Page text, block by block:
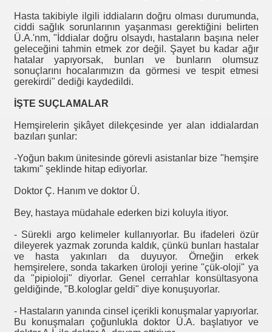
Hasta takibiyle ilgili iddiaların doğru olması durumunda,
ciddi sağlık sorunlarının yaşanması gerektiğini belirten
Ü.A.'nm, "İddialar doğru olsaydı, hastaların başına neler
geleceğini tahmin etmek zor değil. Şayet bu kadar ağır
hatalar yapıyorsak, bunları ve bunların olumsuz
sonuçlarını hocalarımızın da görmesi ve tespit etmesi
gerekirdi" dediği kaydedildi.
İŞTE SUÇLAMALAR
Hemşirelerin şikâyet dilekçesinde yer alan iddialardan
bazıları şunlar:
-Yoğun bakım ünitesinde görevli asistanlar bize "hemşire
takımı" şeklinde hitap ediyorlar.
Doktor Ç. Hanım ve doktor Ü.
Bey, hastaya müdahale ederken bizi koluyla itiyor.
- Sürekli argo kelimeler kullanıyorlar. Bu ifadeleri özür
dileyerek yazmak zorunda kaldık, çünkü bunları hastalar
ve hasta yakınları da duyuyor. Örneğin erkek
hemşirelere, sonda takarken üroloji yerine "çük-oloji" ya
da "pipioloji" diyorlar. Genel cerrahlar konsültasyona
geldiğinde, "B.kologlar geldi" diye konuşuyorlar.
- Hastaların yanında cinsel içerikli konuşmalar yapıyorlar.
Bu konuşmaları çoğunlukla doktor Ü.A. başlatıyor ve